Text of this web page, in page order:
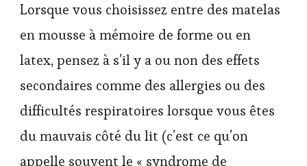
Lorsque vous choisissez entre des matelas
en mousse à mémoire de forme ou en
latex, pensez à s’il y a ou non des effets
secondaires comme des allergies ou des
difficultés respiratoires lorsque vous êtes
du mauvais côté du lit (c’est ce qu’on
appelle souvent le « syndrome de